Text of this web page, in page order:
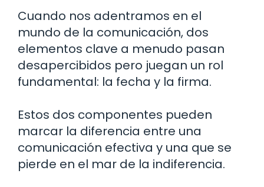
Cuando nos adentramos en el
mundo de la comunicación, dos
elementos clave a menudo pasan
desapercibidos pero juegan un rol
fundamental: la fecha y la firma.
Estos dos componentes pueden
marcar la diferencia entre una
comunicación efectiva y una que se
pierde en el mar de la indiferencia.